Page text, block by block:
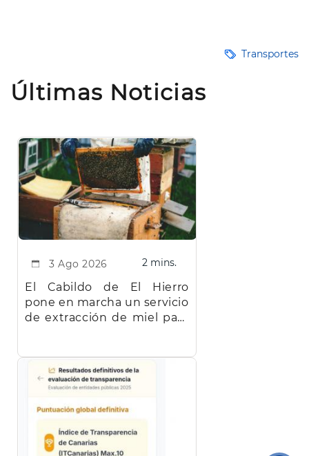
Transportes
Últimas Noticias
3 Ago 2026 2 mins.
El Cabildo de El Hierro
pone en marcha un servicio
de extracción de miel para